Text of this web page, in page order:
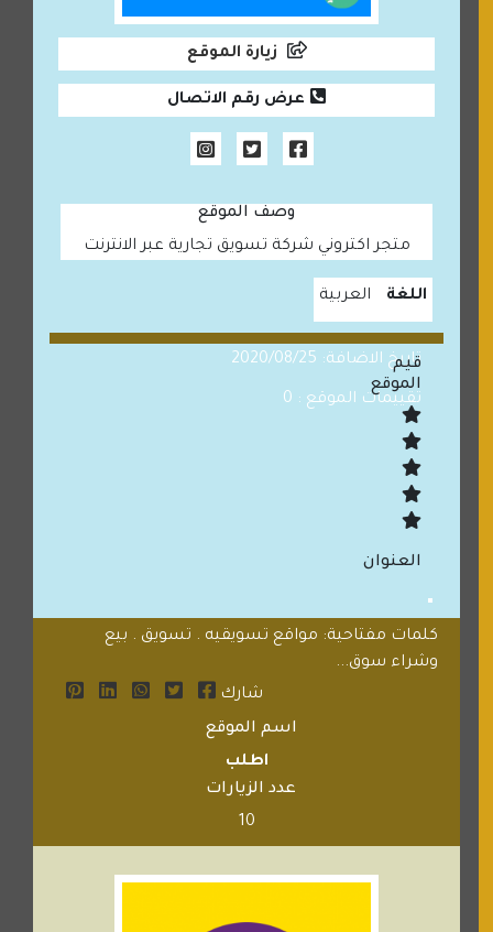
زيارة الموقع
عرض رقم الاتصال
وصف الموقع
متجر اكتروني شركة تسويق تجارية عبر الانترنت
اللغة العربية
تاريخ الاضافة: 2020/08/25
تقييمات الموقع : 0
قيم
الموقع
العنوان
كلمات مفتاحية: مواقع تسويقيه . تسويق . بيع
وشراء سوق...
شارك
اسم الموقع
اطلب
عدد الزيارات
10